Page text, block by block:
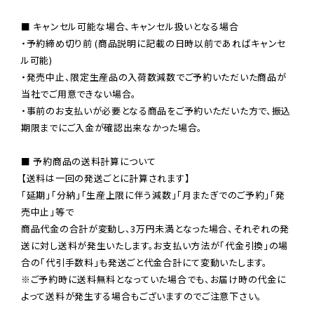
■ キャンセル可能な場合、キャンセル扱いとなる場合
・予約締め切り前 (商品説明に記載の日時以前であればキャンセ
ル可能)
・発売中止、限定生産品の入荷数減数でご予約いただいた商品が
当社でご用意できない場合。
・事前のお支払いが必要となる商品をご予約いただいた方で、振込
期限までにご入金が確認出来なかった場合。
■ 予約商品の送料計算について
【送料は一回の発送ごとに計算されます】
「延期」「分納」「生産上限に伴う減数」「月またぎでのご予約」「発
売中止」等で
商品代金の合計が変動し、3万円未満となった場合、それぞれの発
送に対し送料が発生いたします。お支払い方法が「代金引換」の場
※ご予約時に送料無料となっていた場合でも、お届け時の代金に
よって送料が発生する場合もございますのでご注意下さい。